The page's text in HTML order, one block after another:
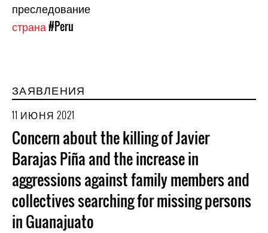
преследование
страна#Peru
ЗАЯВЛЕНИЯ
11 ИЮНЯ 2021
Concern about the killing of Javier
Barajas Piña and the increase in
aggressions against family members and
collectives searching for missing persons
in Guanajuato